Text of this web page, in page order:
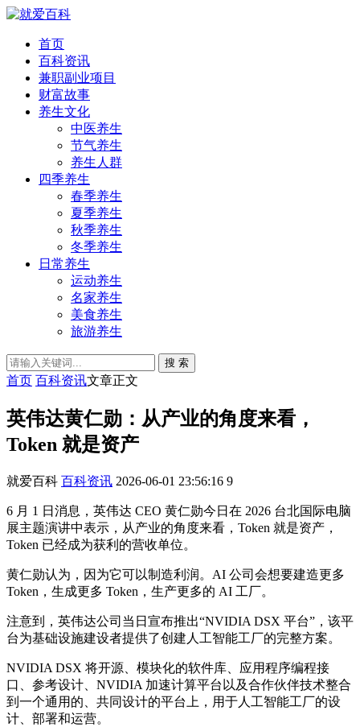
首页
百科资讯
兼职副业项目
财富故事
养生文化
中医养生
节气养生
养生人群
四季养生
春季养生
夏季养生
秋季养生
冬季养生
日常养生
运动养生
名家养生
美食养生
旅游养生
搜 索
首页 百科资讯文章正文
英伟达黄仁勋：从产业的角度来看，
Token 就是资产
就爱百科 百科资讯 2026-06-01 23:56:16 9
6 月 1 日消息，英伟达 CEO 黄仁勋今日在 2026 台北国际电脑
展主题演讲中表示，从产业的角度来看，Token 就是资产，
Token 已经成为获利的营收单位。
黄仁勋认为，因为它可以制造利润。AI 公司会想要建造更多
Token，生成更多 Token，生产更多的 AI 工厂。
注意到，英伟达公司当日宣布推出“NVIDIA DSX 平台”，该平
台为基础设施建设者提供了创建人工智能工厂的完整方案。
NVIDIA DSX 将开源、模块化的软件库、应用程序编程接
口、参考设计、NVIDIA 加速计算平台以及合作伙伴技术整合
到一个通用的、共同设计的平台上，用于人工智能工厂的设
计、部署和运营。